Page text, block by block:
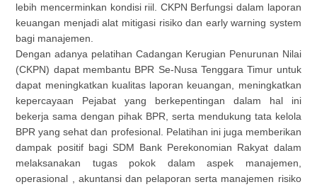
lebih mencerminkan kondisi riil. CKPN Berfungsi dalam laporan
keuangan menjadi alat mitigasi risiko dan early warning system
bagi manajemen.
Dengan adanya pelatihan Cadangan Kerugian Penurunan Nilai
(CKPN) dapat membantu BPR Se-Nusa Tenggara Timur untuk
dapat meningkatkan kualitas laporan keuangan, meningkatkan
kepercayaan Pejabat yang berkepentingan dalam hal ini
bekerja sama dengan pihak BPR, serta mendukung tata kelola
BPR yang sehat dan profesional. Pelatihan ini juga memberikan
dampak positif bagi SDM Bank Perekonomian Rakyat dalam
melaksanakan tugas pokok dalam aspek manajemen,
operasional , akuntansi dan pelaporan serta manajemen risiko